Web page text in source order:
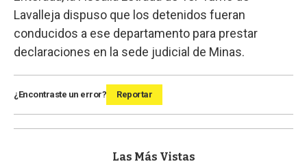
Lavalleja dispuso que los detenidos fueran
conducidos a ese departamento para prestar
declaraciones en la sede judicial de Minas.
¿Encontraste un error? Reportar
Las Más Vistas